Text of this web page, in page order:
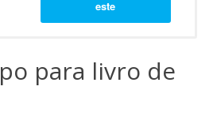
este
para livro de